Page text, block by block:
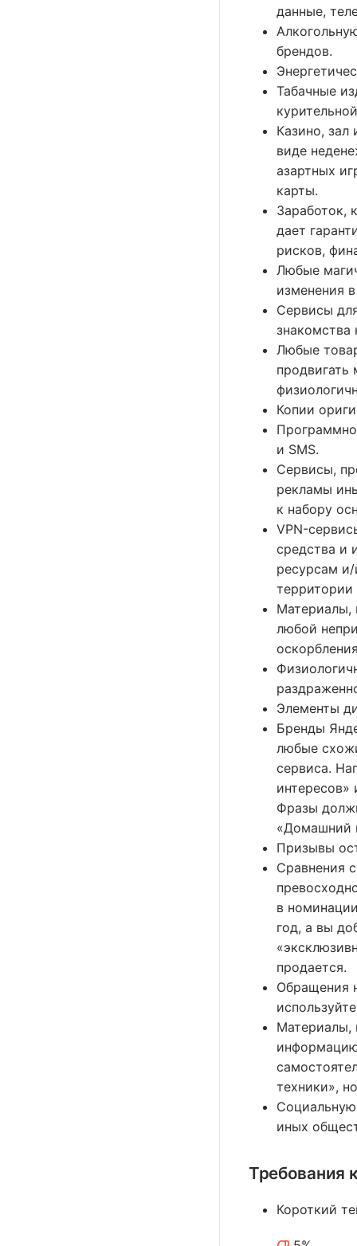
данные,
брендов.
Табачные
Казино,
виде
азартных
карты.
Заработок,
дает
рисков,
Любые
изменения
Сервисы
знакомства
Любые
Копии
и SMS.
Сервисы,
рекламы
к набору
VPN-
средства и
ресурсам
Материалы,
любой
Элементы
Бренды
любые
сервиса.
Фразы
«Домашний
Призывы
Сравнения
в
год, а вы
продается.
Обращения
Материалы,
техники»,
иных
Требования
Короткий